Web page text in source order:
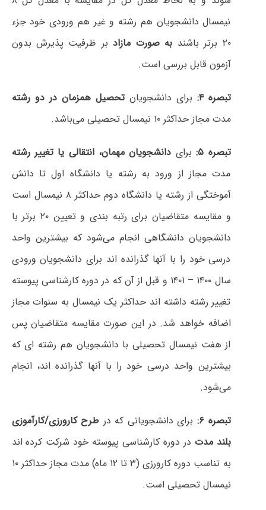
نیمسال دانشجویان هم رشته و غیر هم ورودی خود جزء
۲۰ برتر باشند
به صورت مازادبر ظرفیت پذیرش بدون
آزمون قابل بررسی است.
تبصره ۴: برای دانشجویانتحصیل همزمان در دو رشته
مدت مجاز حداکثر ۱۰ نیمسال تحصیلی می‌باشد.
تبصره ۵: برای دانشجویان مهمان، انتقالی یا تغییر رشته
مدت مجاز از ورود به رشته یا دانشگاه اول تا دانش
آموختگی از رشته یا دانشگاه دوم حداکثر ۸ نیمسال است
و مقایسه متقاضیان برای رتبه بندی و تعیین ۲۰ برتر با
دانشجویان دانشگاهی انجاممی‌شود که بیشترین واحد
درسی خود را با آنها گذرانده اند برای دانشجویان ورودی
سال ۱۴۰۰ – ۱۴۰۱ و قبل از آن که در دوره کارشناسی پیوسته
تغییر رشته داشته اند حداکثر یک نیمسال به سنوات مجاز
اضافه خواهد شد. در این صورت مقایسه متقاضیان پس
از هفت نیمسال تحصیلی با دانشجویان هم رشته ای که
بیشترین واحد درسی خود را با آنها گذرانده اند، انجام
می‌شود.
تبصره ۶: برای دانشجویانی که در طرح کارورزی/کارآموزی
بلند مدت در دوره کارشناسی پیوسته خود شرکت کرده اند
به تناسب دوره کارورزی (۳ تا ۱۲ ماه) مدت مجاز حداکثر ۱۰
نیمسال تحصیلی است.